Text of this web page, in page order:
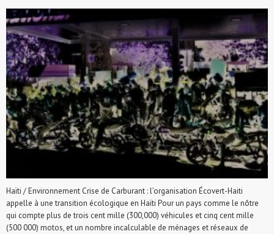
Haïti / Environnement Crise de Carburant : l’organisation Écovert-Haiti
appelle à une transition écologique en Haïti Pour un pays comme le nôtre
qui compte plus de trois cent mille (300,000) véhicules et cinq cent mille
(500 000) motos, et un nombre incalculable de ménages et réseaux de